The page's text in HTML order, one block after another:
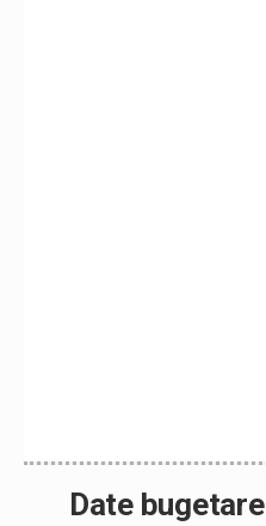
Date bugetare